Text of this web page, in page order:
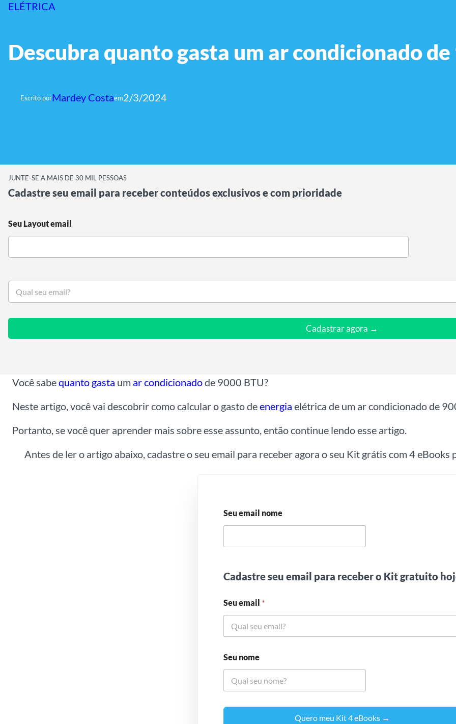
ELÉTRICA
Descubra quanto gasta um ar condicionado de
Escrito porMardey Costaem2/3/2024
JUNTE-SE A MAIS DE 30 MIL PESSOAS
Cadastre seu email para receber conteúdos exclusivos e com prioridade
Seu Layout email
S
u
Cadastrar agora →
Você sabequanto gasta um ar condicionadode 9000 BTU?
Neste artigo, você vai descobrir como calcular o gasto deenergia elétrica de um ar condicionado de
Portanto, se você quer aprender mais sobre esse assunto, então continue lendo esse artigo.
Antes de ler o artigo abaixo, cadastre o seu email para receber agora o seu Kit grátis com 4 eBooks
Seu email nome
Cadastre seu email para receber o Kit gratuito
Seu email *
Seu nome
Quero meu Kit 4 eBooks →